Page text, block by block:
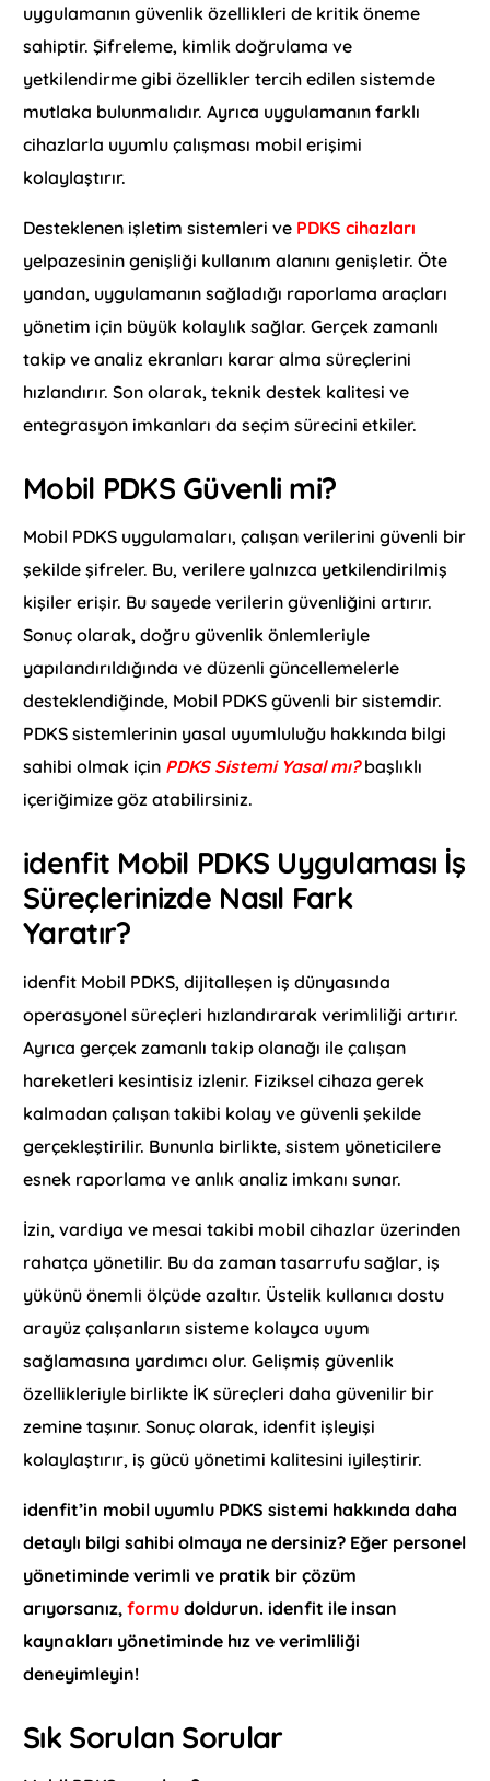
uygulamanın güvenlik özellikleri de kritik öneme
sahiptir. Şifreleme, kimlik doğrulama ve
yetkilendirme gibi özellikler tercih edilen sistemde
mutlaka bulunmalıdır. Ayrıca uygulamanın farklı
cihazlarla uyumlu çalışması mobil erişimi
kolaylaştırır.
Desteklenen işletim sistemleri ve PDKS cihazları
yelpazesinin genişliği kullanım alanını genişletir. Öte
yandan, uygulamanın sağladığı raporlama araçları
yönetim için büyük kolaylık sağlar. Gerçek zamanlı
takip ve analiz ekranları karar alma süreçlerini
hızlandırır. Son olarak, teknik destek kalitesi ve
entegrasyon imkanları da seçim sürecini etkiler.
Mobil PDKS Güvenli mi?
Mobil PDKS uygulamaları, çalışan verilerini güvenli bir
şekilde şifreler. Bu, verilere yalnızca yetkilendirilmiş
kişiler erişir. Bu sayede verilerin güvenliğini artırır.
Sonuç olarak, doğru güvenlik önlemleriyle
yapılandırıldığında ve düzenli güncellemelerle
desteklendiğinde, Mobil PDKS güvenli bir sistemdir.
PDKS sistemlerinin yasal uyumluluğu hakkında bilgi
sahibi olmak için PDKS Sistemi Yasal mı?başlıklı
içeriğimize göz atabilirsiniz.
idenfit Mobil PDKS Uygulaması İş
Süreçlerinizde Nasıl Fark
Yaratır?
idenfit Mobil PDKS, dijitalleşen iş dünyasında
operasyonel süreçleri hızlandırarak verimliliği artırır.
Ayrıca gerçek zamanlı takip olanağı ile çalışan
hareketleri kesintisiz izlenir. Fiziksel cihaza gerek
kalmadan çalışan takibi kolay ve güvenli şekilde
gerçekleştirilir. Bununla birlikte, sistem yöneticilere
esnek raporlama ve anlık analiz imkanı sunar.
İzin, vardiya ve mesai takibi mobil cihazlar üzerinden
rahatça yönetilir. Bu da zaman tasarrufu sağlar, iş
yükünü önemli ölçüde azaltır. Üstelik kullanıcı dostu
arayüz çalışanların sisteme kolayca uyum
sağlamasına yardımcı olur. Gelişmiş güvenlik
özellikleriyle birlikte İK süreçleri daha güvenilir bir
zemine taşınır. Sonuç olarak, idenfit işleyişi
kolaylaştırır, iş gücü yönetimi kalitesini iyileştirir.
idenfit’in mobil uyumlu PDKS sistemi hakkında daha
detaylı bilgi sahibi olmaya ne dersiniz? Eğer personel
yönetiminde verimli ve pratik bir çözüm
arıyorsanız,formu doldurun. idenfit ile insan
kaynakları yönetiminde hız ve verimliliği
deneyimleyin!
Sık Sorulan Sorular